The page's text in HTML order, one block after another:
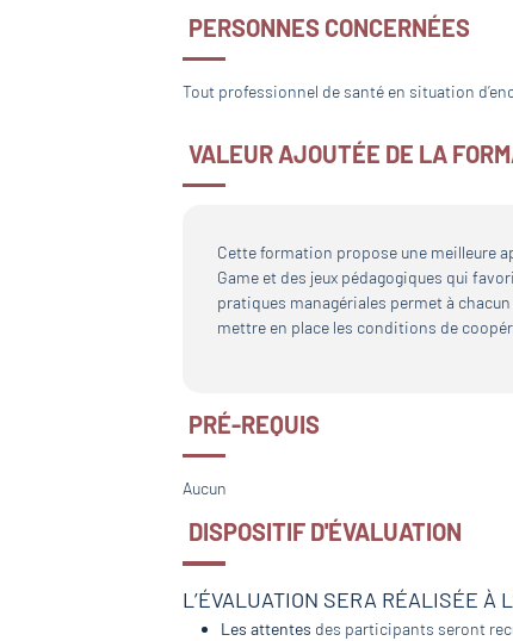
PERSONNES CONCERNÉES
Tout professionnel de santé en situation
VALEUR AJOUTÉE DE LA
Cette formation propose une meilleure
Game et des jeux pédagogiques qui
pratiques managériales permet à
mettre en place les conditions de
PRÉ-REQUIS
Aucun
DISPOSITIF D'ÉVALUATION
L’ÉVALUATION SERA RÉALISÉE À
Les attentes des participants seront